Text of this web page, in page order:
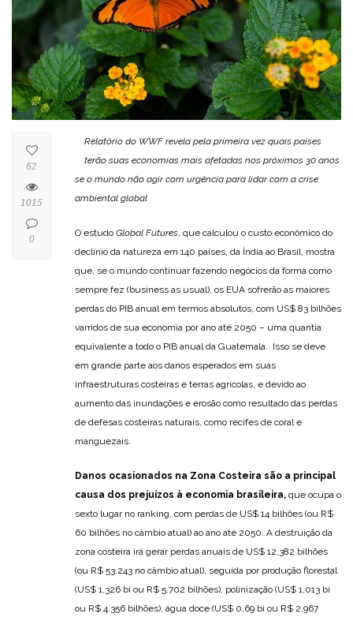
Relatório do WWF revela pela primeira vez quais países
terão suas economias mais afetadas nos próximos 30 anos
se o mundo não agir com urgência para lidar com a crise
ambiental global
O estudo Global Futures, que calculou o custo econômico do
declínio da natureza em 140 países, da Índia ao Brasil, mostra
que, se o mundo continuar fazendo negócios da forma como
sempre fez (business as usual), os EUA sofrerão as maiores
perdas do PIB anual em termos absolutos, com US$ 83 bilhões
varridos de sua economia por ano até 2050 – uma quantia
equivalente a todo o PIB anual da Guatemala. Isso se deve
em grande parte aos danos esperados em suas
infraestruturas costeiras e terras agrícolas, e devido ao
aumento das inundações e erosão como resultado das perdas
de defesas costeiras naturais, como recifes de coral e
manguezais.
Danos ocasionados na Zona Costeira são a principal
causa dos prejuízos à economia brasileira, que ocupa o
sexto lugar no ranking, com perdas de US$ 14 bilhões (ou R$
60 bilhões no câmbio atual) ao ano até 2050. A destruição da
zona costeira irá gerar perdas anuais de US$ 12,382 bilhões
(ou R$ 53.243 no câmbio atual), seguida por produção florestal
(US$ 1,326 bi ou R$ 5.702 bilhões), polinização (US$ 1,013 bi
ou R$ 4.356 bilhões), água doce (US$ 0,69 bi ou R$ 2,967
62
1015
0